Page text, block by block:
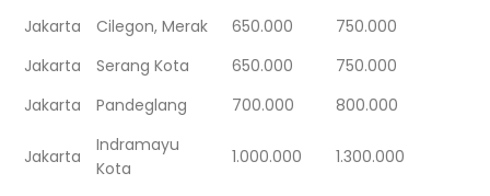
Jakarta
Cilegon, Merak 650.000
750.000
Jakarta
Serang Kota 650.000
750.000
Jakarta
Pandeglang 700.000 800.000
Jakarta
Indramayu
Kota
1.000.000 1.300.000